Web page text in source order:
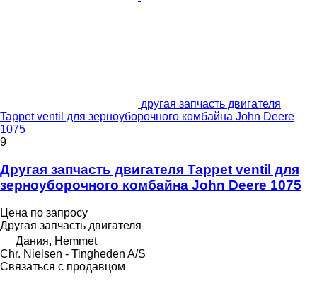
другая запчасть двигателя
Tappet ventil для зерноуборочного комбайна John Deere
1075
9
Другая запчасть двигателя Tappet ventil для
зерноуборочного комбайна John Deere 1075
Цена по запросу
Другая запчасть двигателя
Дания, Hemmet
Chr. Nielsen - Tingheden A/S
Связаться с продавцом